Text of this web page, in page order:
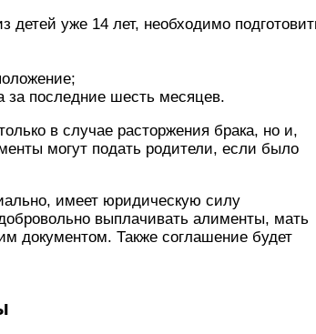
детей уже 14 лет, необходимо
за последние шесть месяцев.
в случае расторжения брака, но и,
могут подать родители, если было
имеет юридическую силу
выплачивать алименты, мать
документом. Также соглашение будет